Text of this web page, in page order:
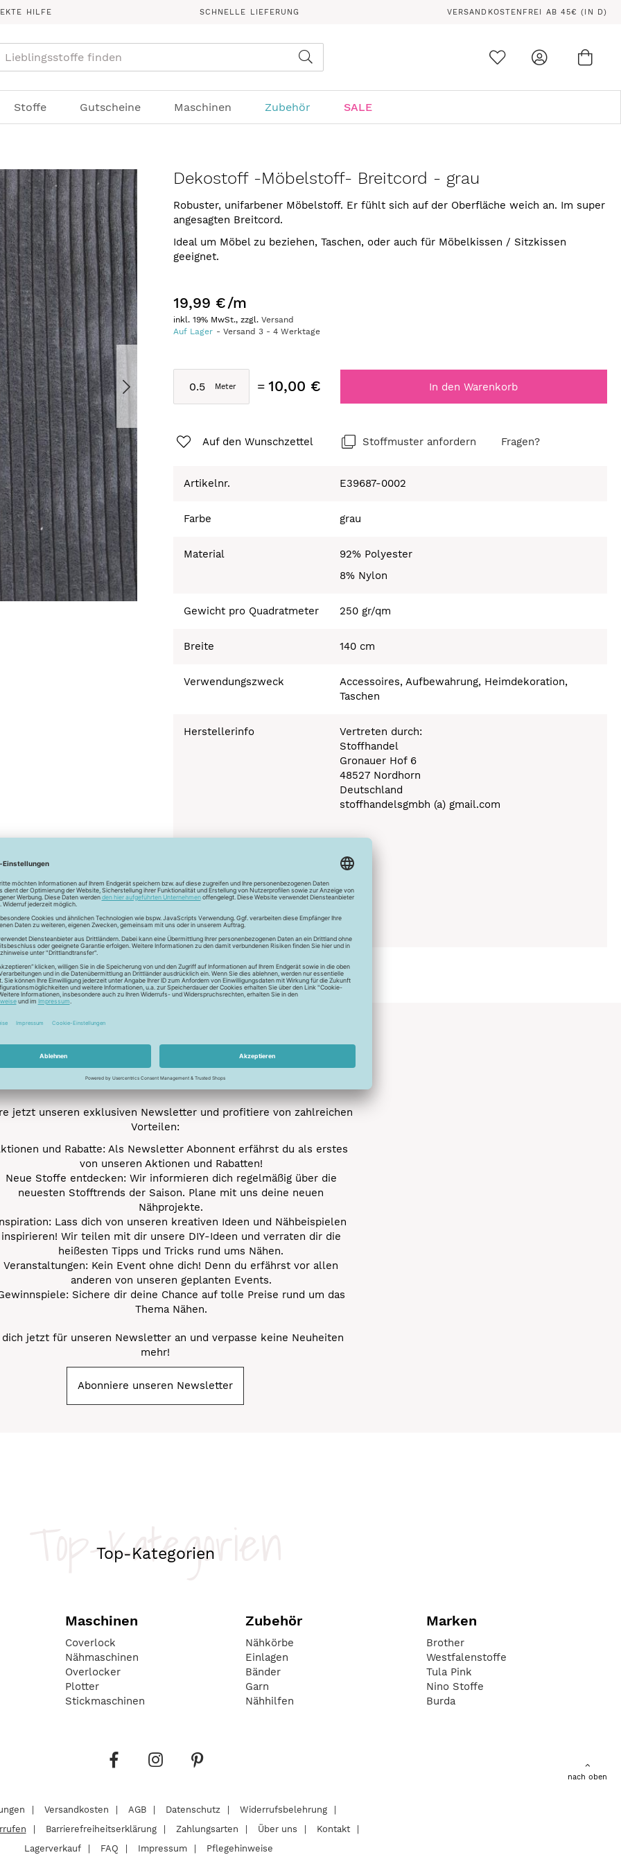
HILFE SCHNELLE LIEFERUNG VERSANDKOSTENFREI AB 45€ (IN D)
Stoffe Gutscheine Maschinen Zubehör SALE
Dekostoff -Möbelstoff- Breitcord - grau
Robuster, unifarbener Möbelstoff. Er fühlt sich auf der Oberfläche weich an. Im super
angesagten Breitcord.
Ideal um Möbel zu beziehen, Taschen, oder auch für Möbelkissen / Sitzkissen
geeignet.
19,99 €/m
inkl. 19% MwSt., zzgl.Versand
Auf Lager
Versand3 -4 Werktage
10,00 € In den Warenkorb
Auf den Wunschzettel Stoffmuster anfordern Fragen?
Artikelnr. E39687-0002
Farbe grau
Material
92% Polyester
8% Nylon
Gewicht pro Quadratmeter 250 gr/qm
Breite 140 cm
Verwendungszweck
Accessoires, Aufbewahrung, Heimdekoration,
Taschen
Herstellerinfo
Vertreten durch:
Stoffhandel
Gronauer Hof 6
48527 Nordhorn
Deutschland
stoffhandelsgmbh (a) gmail.com
Schonwaschgang 30°C
Trocknen nicht möglich
Newsletter
jetzt unseren exklusiven Newsletter und profitiere von zahlreichen
Vorteilen:
und Rabatte: Als Newsletter Abonnent erfährst du als erstes
von unseren Aktionen und Rabatten!
Neue Stoffe entdecken: Wir informieren dich regelmäßig über die
neuesten Stofftrends der Saison. Plane mit uns deine neuen
Nähprojekte.
Lass dich von unseren kreativen Ideen und Nähbeispielen
inspirieren! Wir teilen mit dir unsere DIY-Ideen und verraten dir die
heißesten Tipps und Tricks rund ums Nähen.
Veranstaltungen: Kein Event ohne dich! Denn du erfährst vor allen
anderen von unseren geplanten Events.
Sichere dir deine Chance auf tolle Preise rund um das
Thema Nähen.
dich jetzt für unseren Newsletter an und verpasse keine Neuheiten
mehr!
Abonniere unseren Newsletter
Top-Kategorien
Top-Kategorien
Maschinen
Coverlock
Nähmaschinen
Overlocker
Plotter
Stickmaschinen
Zubehör
Nähkörbe
Einlagen
Bänder
Garn
Nähhilfen
Marken
Brother
Westfalenstoffe
Tula Pink
Nino Stoffe
Burda
nach oben
Versandkosten AGB Datenschutz
Widerrufsbelehrung
Barrierefreiheitserklärung Zahlungsarten Über uns
Kontakt
Lagerverkauf
FAQ Impressum Pflegehinweise